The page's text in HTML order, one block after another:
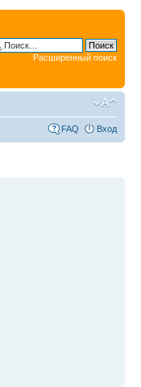
Расширенный поиск
FAQ Вход